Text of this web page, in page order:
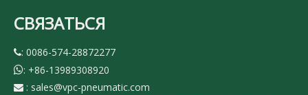
СВЯЗАТЬСЯ
: 0086-574-28872277
: +86-13989308920
 : sales@vpc-pneumatic.com